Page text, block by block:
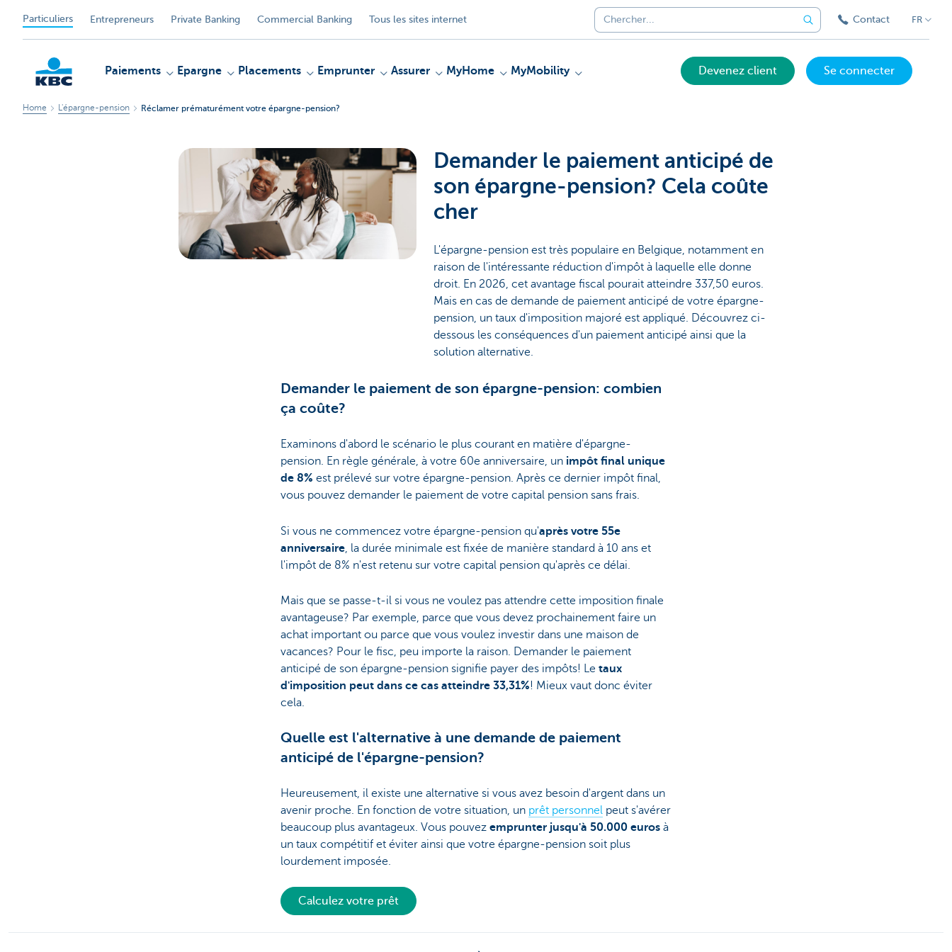
Particuliers Entrepreneurs Private Banking Commercial Banking Tous les sites internet Contact FR
Paiements Epargne Placements Emprunter Assurer MyHome MyMobility Devenez client Se connecter
Home L'épargne-pension Réclamer prématurément votre épargne-pension?
Demander le paiement anticipé de
son épargne-pension? Cela coûte
cher
L'épargne-pension est très populaire en Belgique, notamment en
raison de l'intéressante réduction d'impôt à laquelle elle donne
droit. En 2026, cet avantage fiscal pourait atteindre 337,50 euros.
Mais en cas de demande de paiement anticipé de votre épargne-
pension, un taux d'imposition majoré est appliqué. Découvrez ci-
dessous les conséquences d'un paiement anticipé ainsi que la
solution alternative.
Demander le paiement de son épargne-pension: combien
ça coûte?
Examinons d'abord le scénario le plus courant en matière d'épargne-
pension. En règle générale, à votre 60e anniversaire, un impôt final unique
de 8% est prélevé sur votre épargne-pension. Après ce dernier impôt final,
vous pouvez demander le paiement de votre capital pension sans frais.
Si vous ne commencez votre épargne-pension qu'après votre 55e
anniversaire, la durée minimale est fixée de manière standard à 10 ans et
l'impôt de 8% n'est retenu sur votre capital pension qu'après ce délai.
Mais que se passe-t-il si vous ne voulez pas attendre cette imposition finale
avantageuse? Par exemple, parce que vous devez prochainement faire un
achat important ou parce que vous voulez investir dans une maison de
vacances? Pour le fisc, peu importe la raison. Demander le paiement
anticipé de son épargne-pension signifie payer des impôts! Le taux
d'imposition peut dans ce cas atteindre 33,31%! Mieux vaut donc éviter
cela.
Quelle est l'alternative à une demande de paiement
anticipé de l'épargne-pension?
Heureusement, il existe une alternative si vous avez besoin d'argent dans un
avenir proche. En fonction de votre situation, un prêt personnelpeut s'avérer
beaucoup plus avantageux. Vous pouvez emprunter jusqu'à 50.000 eurosà
un taux compétitif et éviter ainsi que votre épargne-pension soit plus
lourdement imposée.
Calculez votre prêt